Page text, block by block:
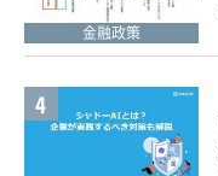
金融政策
4